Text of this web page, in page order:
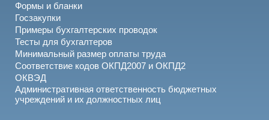
Формы и бланки
Госзакупки
Примеры бухгалтерских проводок
Тесты для бухгалтеров
Минимальный размер оплаты труда
Соответствие кодов ОКПД2007 и ОКПД2
ОКВЭД
Административная ответственность бюджетных
учреждений и их должностных лиц